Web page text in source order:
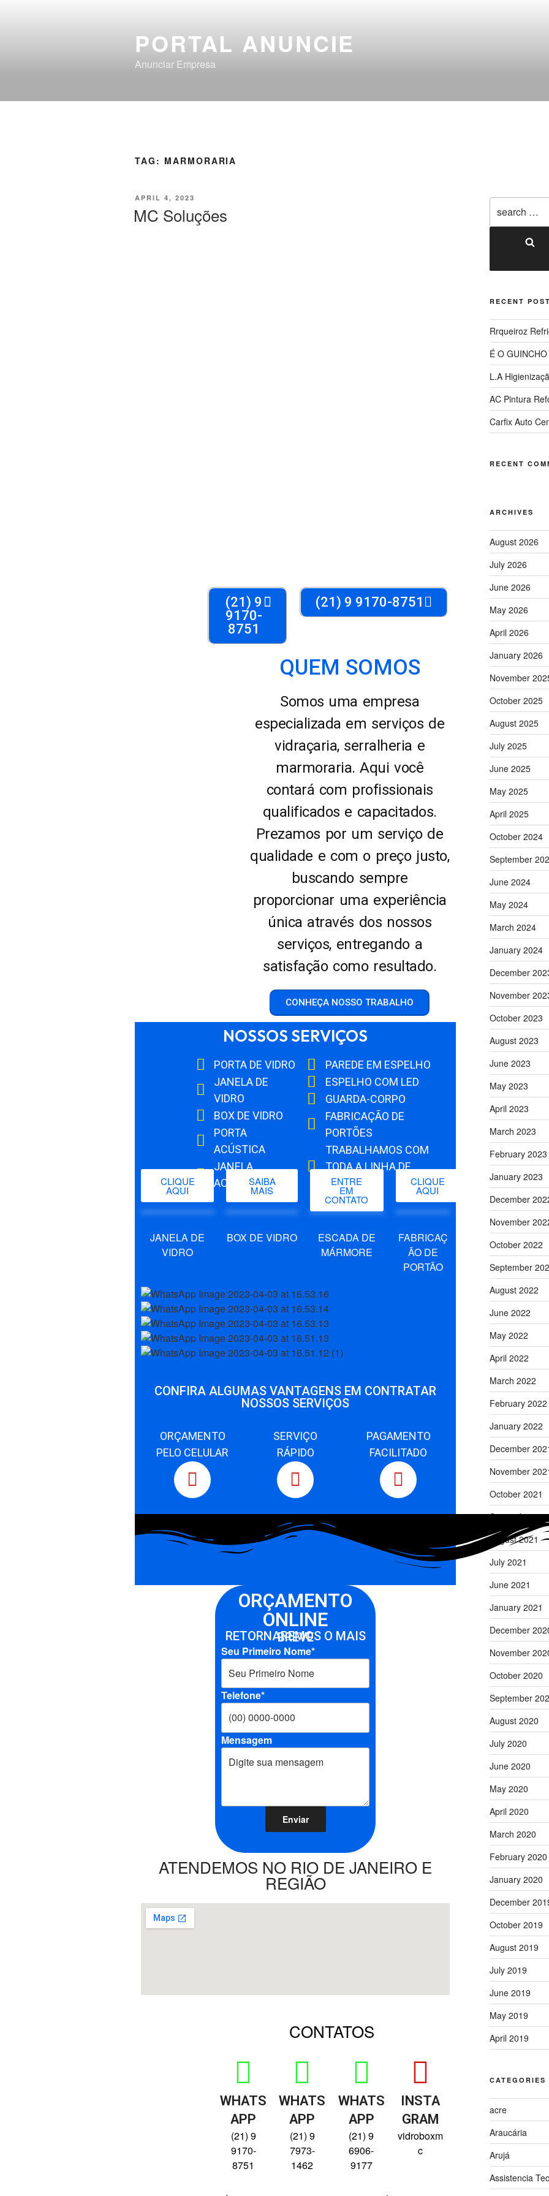
PORTAL ANUNCIE
Anunciar Empresa
TAG: MARMORARIA
APRIL 4, 2023
MC Soluções
(21) 9
9170-
8751
(21) 9 9170-8751
QUEM SOMOS
Somos uma empresa
especializada em serviços de
vidraçaria, serralheria e
marmoraria. Aqui você
contará com profissionais
qualificados e capacitados.
Prezamos por um serviço de
qualidade e com o preço justo,
buscando sempre
proporcionar uma experiência
única através dos nossos
serviços, entregando a
satisfação como resultado.
CONHEÇA NOSSO TRABALHO
NOSSOS SERVIÇOS
PORTA DE VIDRO
JANELA DE
VIDRO
BOX DE VIDRO
PORTA
ACÚSTICA
JANELA
ACÚSTICA
PAREDE EM ESPELHO
ESPELHO COM LED
GUARDA-CORPO
FABRICAÇÃO DE
PORTÕES
TRABALHAMOS COM
TODA A LINHA DE
ALUMÍNIO
CLIQUE
AQUI
JANELA DE
VIDRO
SAIBA
MAIS
BOX DE VIDRO
ENTRE
EM
CONTATO
ESCADA DE
MÁRMORE
CLIQUE
AQUI
FABRICAÇ
ÃO DE
PORTÃO
CONFIRA ALGUMAS VANTAGENS EM CONTRATAR
NOSSOS SERVIÇOS
ORÇAMENTO
PELO CELULAR
SERVIÇO
RÁPIDO
PAGAMENTO
FACILITADO
ORÇAMENTO
ONLINE
RETORNAREMOS O MAIS BREVE
Seu Primeiro Nome*
Telefone*
Mensagem
ATENDEMOS NO RIO DE JANEIRO E
REGIÃO
CONTATOS
WHATS
APP
(21) 9
9170-
8751
WHATS
APP
(21) 9
7973-
1462
WHATS
APP
(21) 9
6906-
9177
INSTA
GRAM
vidroboxm
c
RECENT
Rrqueiroz
É O GUINCHO
L.A
AC Pintura
Carfix Auto
RECENT
ARCHIVES
August 2026
July 2026
June 2026
May 2026
April 2026
January 2026
November
October 2025
August 2025
July 2025
June 2025
May 2025
April 2025
October 2024
September
June 2024
May 2024
March 2024
January 2024
December
November
October 2023
August 2023
June 2023
May 2023
April 2023
March 2023
February 2023
January 2023
December
November
October 2022
September
August 2022
June 2022
May 2022
April 2022
March 2022
February 2022
January 2022
December
November
October 2021
September
August 2021
July 2021
June 2021
January 2021
December
November
October 2020
September
August 2020
July 2020
June 2020
May 2020
April 2020
March 2020
February 2020
January 2020
December
October 2019
August 2019
July 2019
June 2019
May 2019
April 2019
CATEGORIES
acre
Araucária
Arujá
Assistencia